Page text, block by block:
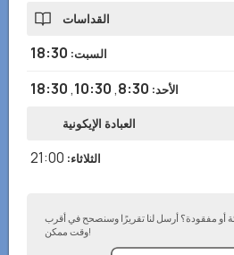
القداسات
السبت:
18:30
الأحد:
8:30
,
10:30
,
18:30
العبادة الإيكونية
الثلاثاء:
21:00
مفقودة؟ أرسل لنا تقريرًا وسنصحح في أقرب
وقت ممكن!